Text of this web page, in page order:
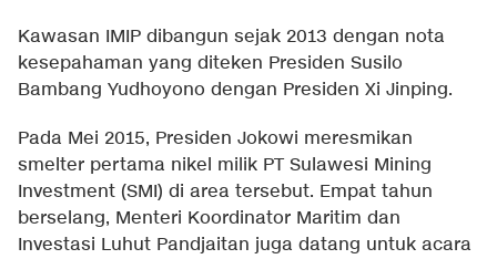
Kawasan IMIP dibangun sejak 2013 dengan nota
kesepahaman yang diteken Presiden Susilo
Bambang Yudhoyono dengan Presiden Xi Jinping.
Pada Mei 2015, Presiden Jokowi meresmikan
smelter pertama nikel milik PT Sulawesi Mining
Investment (SMI) di area tersebut. Empat tahun
berselang, Menteri Koordinator Maritim dan
Investasi Luhut Pandjaitan juga datang untuk acara